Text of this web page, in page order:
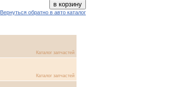
Вернуться обратно в авто каталог
Каталог запчастей
Каталог запчастей